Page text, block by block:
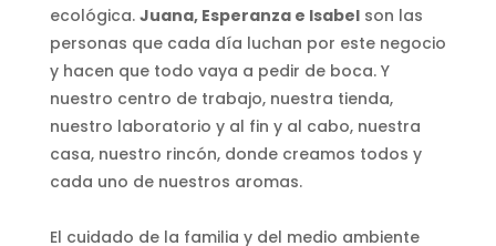
ecológica. Juana, Esperanza e Isabelson las
personas que cada día luchan por este negocio
y hacen que todo vaya a pedir de boca. Y
nuestro centro de trabajo, nuestra tienda,
nuestro laboratorio y al fin y al cabo, nuestra
casa, nuestro rincón, donde creamos todos y
cada uno de nuestros aromas.
El cuidado de la familia y del medio ambiente